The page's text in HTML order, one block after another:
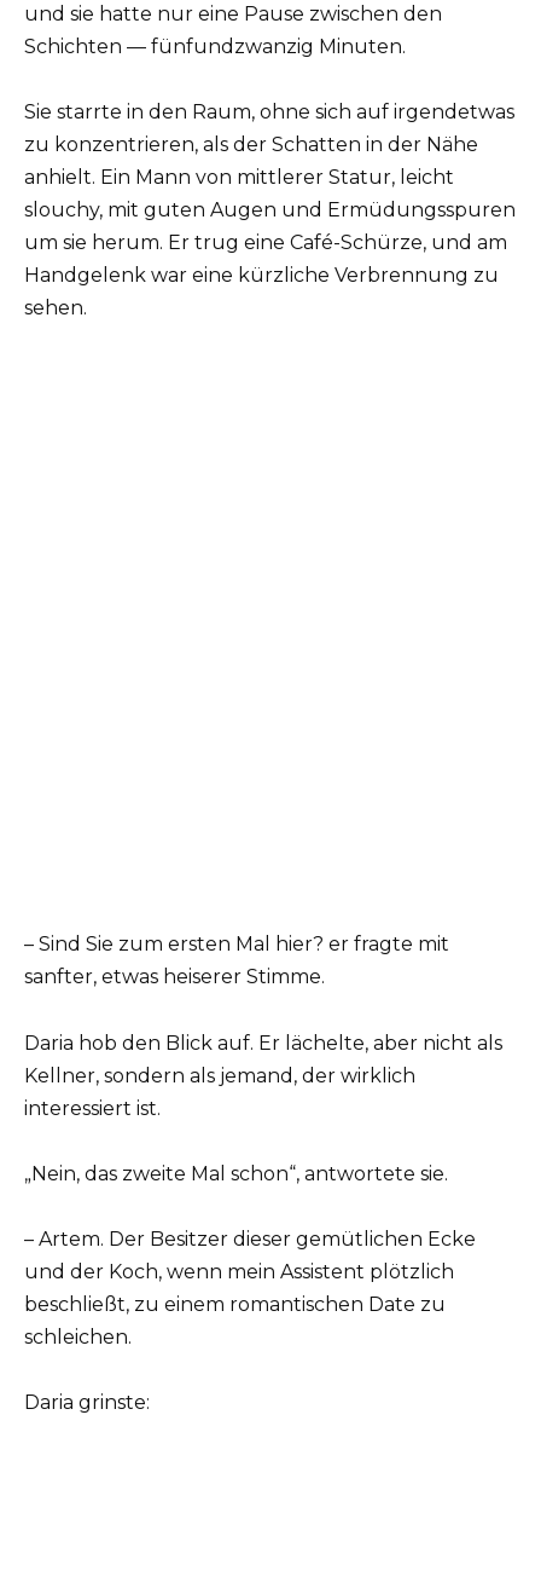
und sie hatte nur eine Pause zwischen den
Schichten — fünfundzwanzig Minuten.
Sie starrte in den Raum, ohne sich auf irgendetwas
zu konzentrieren, als der Schatten in der Nähe
anhielt. Ein Mann von mittlerer Statur, leicht
slouchy, mit guten Augen und Ermüdungsspuren
um sie herum. Er trug eine Café-Schürze, und am
Handgelenk war eine kürzliche Verbrennung zu
sehen.
– Sind Sie zum ersten Mal hier? er fragte mit
sanfter, etwas heiserer Stimme.
Daria hob den Blick auf. Er lächelte, aber nicht als
Kellner, sondern als jemand, der wirklich
interessiert ist.
„Nein, das zweite Mal schon“, antwortete sie.
– Artem. Der Besitzer dieser gemütlichen Ecke
und der Koch, wenn mein Assistent plötzlich
beschließt, zu einem romantischen Date zu
schleichen.
Daria grinste: